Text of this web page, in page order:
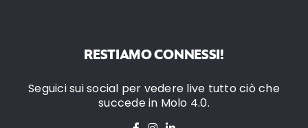
RESTIAMO CONNESSI!
Seguici sui social per vedere live tutto ciò che
succede in Molo 4.0.